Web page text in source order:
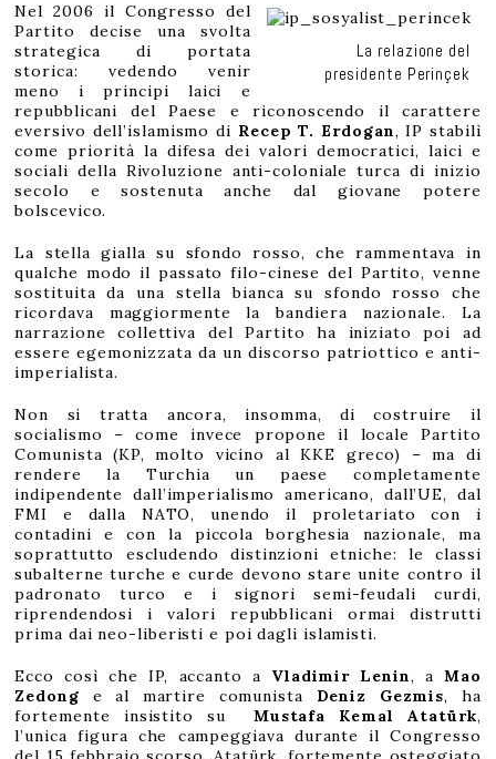
La relazione del
presidente Perinçek
Nel 2006 il Congresso del
Partito decise una svolta
strategica di portata
storica: vedendo venir
meno i principi laici e
repubblicani del Paese e riconoscendo il carattere
eversivo dell’islamismo di Recep T. Erdogan, IP stabilì
come priorità la difesa dei valori democratici, laici e
sociali della Rivoluzione anti-coloniale turca di inizio
secolo e sostenuta anche dal giovane potere
bolscevico.
La stella gialla su sfondo rosso, che rammentava in
qualche modo il passato filo-cinese del Partito, venne
sostituita da una stella bianca su sfondo rosso che
ricordava maggiormente la bandiera nazionale. La
narrazione collettiva del Partito ha iniziato poi ad
essere egemonizzata da un discorso patriottico e anti-
imperialista.
Non si tratta ancora, insomma, di costruire il
socialismo – come invece propone il locale Partito
Comunista (KP, molto vicino al KKE greco) – ma di
rendere la Turchia un paese completamente
indipendente dall’imperialismo americano, dall’UE, dal
FMI e dalla NATO, unendo il proletariato con i
contadini e con la piccola borghesia nazionale, ma
soprattutto escludendo distinzioni etniche: le classi
subalterne turche e curde devono stare unite contro il
padronato turco e i signori semi-feudali curdi,
riprendendosi i valori repubblicani ormai distrutti
prima dai neo-liberisti e poi dagli islamisti.
Ecco così che IP, accanto a Vladimir Lenin, a Mao
Zedong e al martire comunista Deniz Gezmis, ha
fortemente insistito su Mustafa Kemal Atatürk,
l’unica figura che campeggiava durante il Congresso